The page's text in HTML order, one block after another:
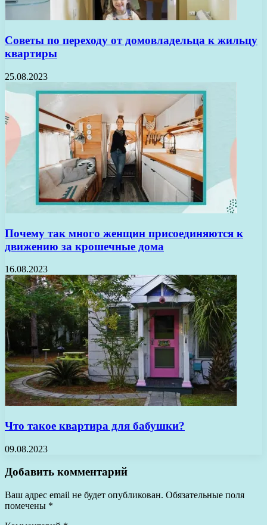
Советы по переходу от домовладельца к жильцу
квартиры
25.08.2023
Почему так много женщин присоединяются к
движению за крошечные дома
16.08.2023
Что такое квартира для бабушки?
09.08.2023
Добавить комментарий
Ваш адрес email не будет опубликован. Обязательные поля
помечены *